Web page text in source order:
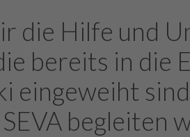
die Hilfe und
bereits in die
eingeweiht
begleiten